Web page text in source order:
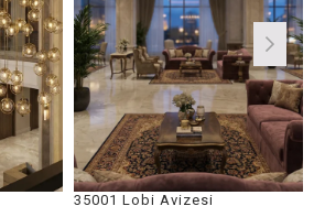
35001 Lobi Avizesi